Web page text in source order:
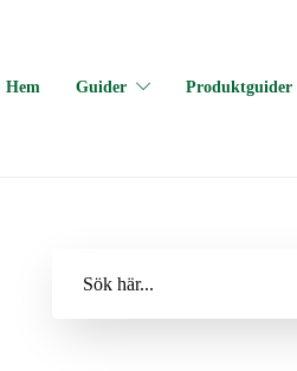
Hem Guider Produktguider